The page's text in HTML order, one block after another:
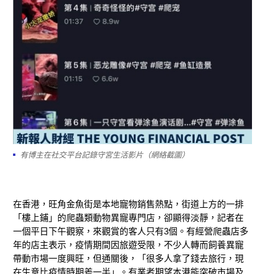
有博主在社交平台記錄守宮生活影片（網絡截圖）
在香港 ， 旺角金魚街是本地寵物銷售熱點，街道上方的一排
「樓上鋪」的爬蟲類動物異寵專門店 ， 卻顯得淡靜 ， 記者在
一個平日下午觀察，來觀賞的客人只有3個 。 有經營爬蟲店多
年的店主表示，疫情期間因旅遊受限，不少人轉而飼養異寵
帶動市場一度興旺，但通關後，「很多人拿了錢去旅行，現